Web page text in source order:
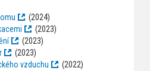
(2024)
(2023)
(2023)
(2023)
vzduchu
(2022)